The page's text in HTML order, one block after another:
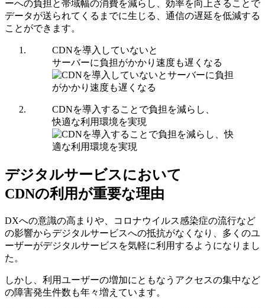
ーへの負担と帯域幅の消費を減らし、効率を向上さることで
データが送られてくるまでに生じる、通信の遅延を低減する
ことができます。
CDNを導入していないと
サーバーに負担がかかり速度も遅くなる
CDNを導入することで負担を減らし、
快適な利用環境を実現
デジタルサービスにおいて
CDNの利用が重要な理由
DXへの意識の高まりや、コロナウイルス感染症の流行など
の影響からデジタルサービスへの抵抗がなくなり、多くのユ
ーザーがデジタルサービスを気軽に利用するようになりまし
た。
しかし、利用ユーザーの増加にともなうアクセスの集中など
の障害発生件数も年々増えています。